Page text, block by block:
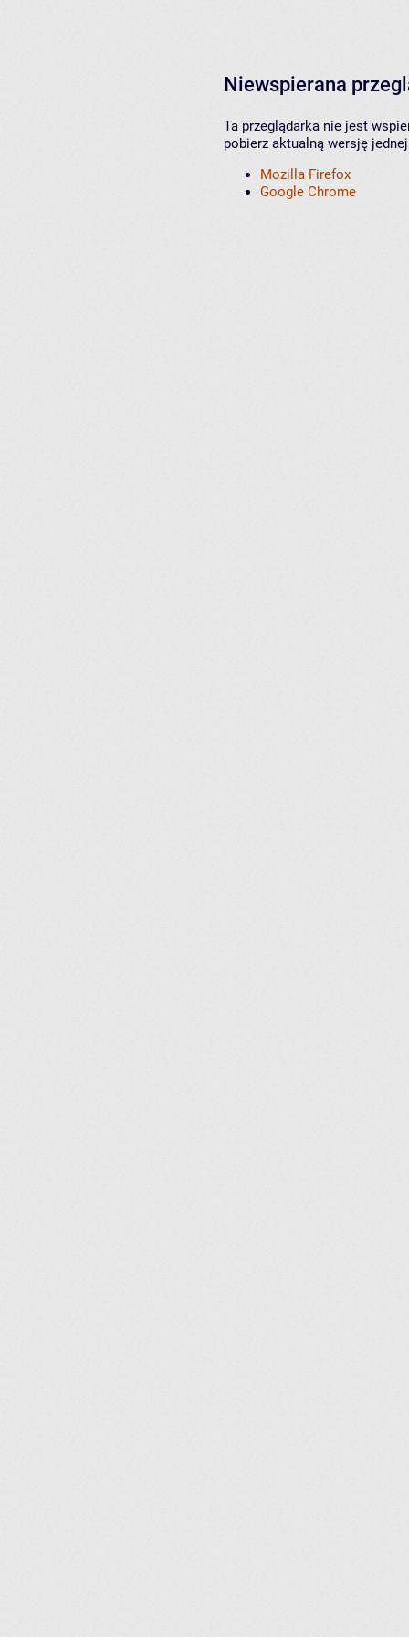
Niewspierana
Ta przeglądarka nie jest
pobierz aktualną wersję
Mozilla Firefox
Google Chrome